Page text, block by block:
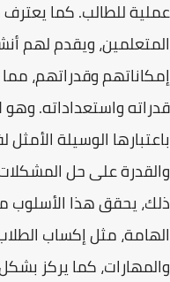
عملية للطالب. كما يعترف
المتعلمين، ويقدم لهم
إمكاناتهم وقدراتهم،
قدراته واستعداداته.
باعتبارها الوسيلة
والقدرة على حل
ذلك، يحقق هذا الأسلوب
الهامة، مثل إكساب
والمهارات، كما يركز